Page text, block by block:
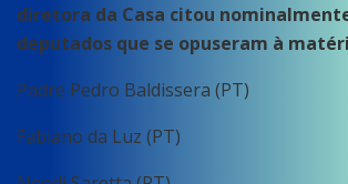
diretora da Casa citou
deputados que se opuseram à
Padre Pedro Baldissera (PT)
Fabiano da Luz (PT)